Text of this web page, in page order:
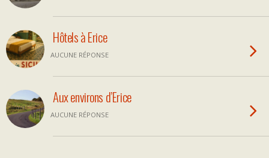
Hôtels à Erice
AUCUNE RÉPONSE
Aux environs d’Erice
AUCUNE RÉPONSE